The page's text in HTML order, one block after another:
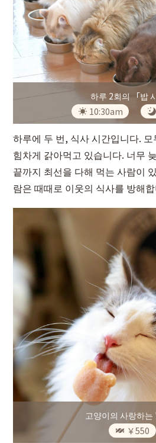
하루 2회의 「밥
10:30am
하루에 두 번, 식사 시간입니다.
힘차게 갉아먹고 있습니다. 너무
끝까지 최선을 다해 먹는 사람이
람은 때때로 이웃의 식사를 방해
고양이의 사랑하
￥550